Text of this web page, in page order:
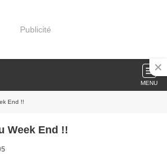
Publicité
MENU
End !!
Week End !!